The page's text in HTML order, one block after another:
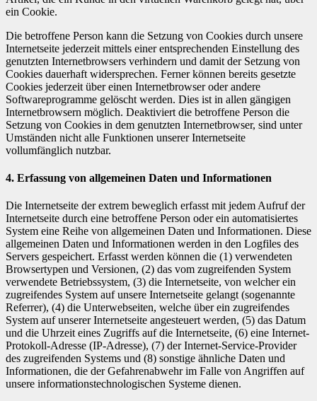
ein Cookie.
Die betroffene Person kann die Setzung von Cookies durch unsere
Internetseite jederzeit mittels einer entsprechenden Einstellung des
genutzten Internetbrowsers verhindern und damit der Setzung von
Cookies dauerhaft widersprechen. Ferner können bereits gesetzte
Cookies jederzeit über einen Internetbrowser oder andere
Softwareprogramme gelöscht werden. Dies ist in allen gängigen
Internetbrowsern möglich. Deaktiviert die betroffene Person die
Setzung von Cookies in dem genutzten Internetbrowser, sind unter
Umständen nicht alle Funktionen unserer Internetseite
vollumfänglich nutzbar.
4. Erfassung von allgemeinen Daten und Informationen
Die Internetseite der extrem beweglich erfasst mit jedem Aufruf der
Internetseite durch eine betroffene Person oder ein automatisiertes
System eine Reihe von allgemeinen Daten und Informationen. Diese
allgemeinen Daten und Informationen werden in den Logfiles des
Servers gespeichert. Erfasst werden können die (1) verwendeten
Browsertypen und Versionen, (2) das vom zugreifenden System
verwendete Betriebssystem, (3) die Internetseite, von welcher ein
zugreifendes System auf unsere Internetseite gelangt (sogenannte
Referrer), (4) die Unterwebseiten, welche über ein zugreifendes
System auf unserer Internetseite angesteuert werden, (5) das Datum
und die Uhrzeit eines Zugriffs auf die Internetseite, (6) eine Internet-
Protokoll-Adresse (IP-Adresse), (7) der Internet-Service-Provider
des zugreifenden Systems und (8) sonstige ähnliche Daten und
Informationen, die der Gefahrenabwehr im Falle von Angriffen auf
unsere informationstechnologischen Systeme dienen.